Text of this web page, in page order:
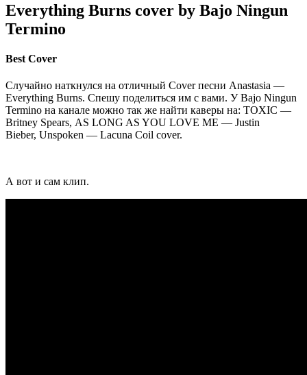
Everything Burns cover by Bajo Ningun
Termino
Best Cover
Случайно наткнулся на отличный Cover песни Anastasia —
Everything Burns. Спешу поделиться им с вами. У Bajo Ningun
Termino на канале можно так же найти каверы на: TOXIC —
Britney Spears, AS LONG AS YOU LOVE ME — Justin
Bieber, Unspoken — Lacuna Coil cover.
А вот и сам клип.